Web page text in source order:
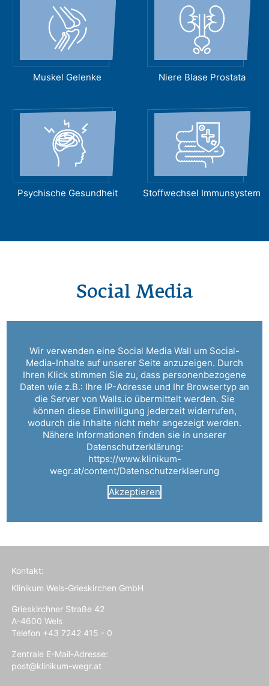
Muskel Gelenke Niere Blase Prostata
Psychische Gesundheit Stoffwechsel Immunsystem
Social Media
Wir verwenden eine Social Media Wall um Social-
Media-Inhalte auf unserer Seite anzuzeigen. Durch
Ihren Klick stimmen Sie zu, dass personenbezogene
Daten wie z.B.: Ihre IP-Adresse und Ihr Browsertyp an
die Server von Walls.io übermittelt werden. Sie
können diese Einwilligung jederzeit widerrufen,
wodurch die Inhalte nicht mehr angezeigt werden.
Nähere Informationen finden sie in unserer
Datenschutzerklärung:
https://www.klinikum-
wegr.at/content/Datenschutzerklaerung
Akzeptieren
Kontakt:
Klinikum Wels-Grieskirchen GmbH
Grieskirchner Straße 42
A-4600 Wels
Telefon +43 7242 415 - 0
Zentrale E-Mail-Adresse:
post@klinikum-wegr.at